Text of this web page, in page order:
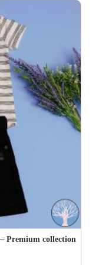
– Premium collection